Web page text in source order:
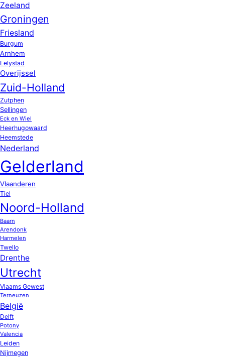
Zeeland
Groningen
Friesland
Burgum
Arnhem
Lelystad
Overijssel
Zuid-Holland
Zutphen
Sellingen
Eck en Wiel
Heerhugowaard
Heemstede
Nederland
Gelderland
Vlaanderen
Tiel
Noord-Holland
Baarn
Arendonk
Harmelen
Twello
Drenthe
Utrecht
Vlaams Gewest
Terneuzen
België
Delft
Potony
Valencia
Leiden
Nijmegen